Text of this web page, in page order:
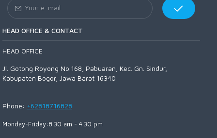
HEAD OFFICE & CONTACT
HEAD OFFICE
Jl. Gotong Royong No.168, Pabuaran, Kec. Gn. Sindur,
Kabupaten Bogor, Jawa Barat 16340
Phone: +62818716828
Monday-Friday:8.30 am - 4.30 pm